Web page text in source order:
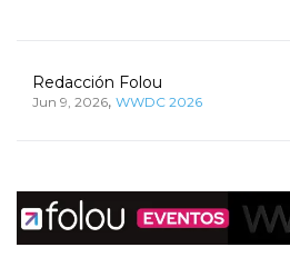
Redacción Folou
Jun 9, 2026, WWDC 2026